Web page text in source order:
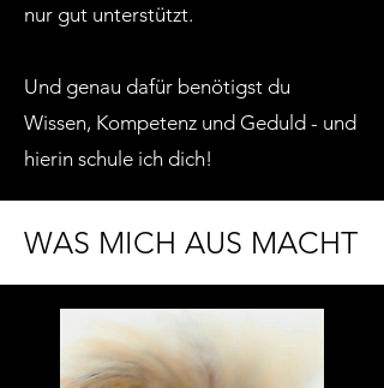
nur gut unterstützt.
Und genau dafür benötigst du
Wissen, Kompetenz und Geduld - und
hierin schule ich dich!
WAS MICH AUS MACHT